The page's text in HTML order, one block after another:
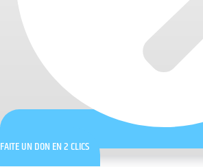
FAITE UN DON EN 2 CLICS